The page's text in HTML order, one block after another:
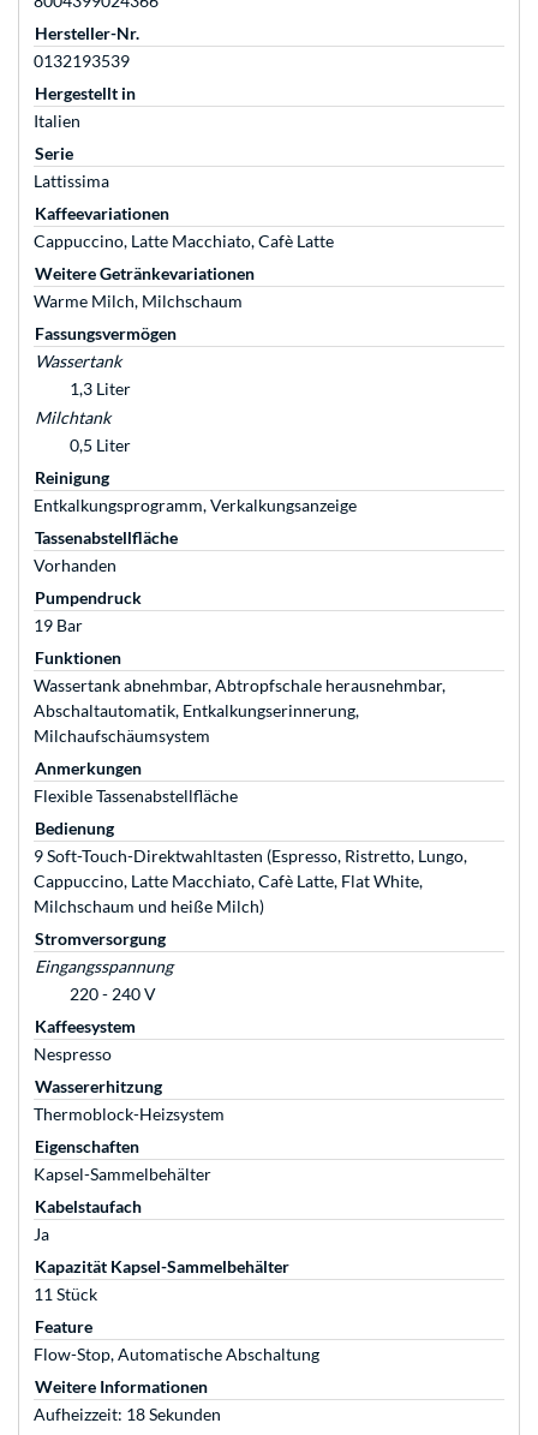
Hersteller-Nr.
0132193539
Hergestellt in
Italien
Serie
Lattissima
Kaffeevariationen
Cappuccino, Latte Macchiato, Cafè Latte
Weitere Getränkevariationen
Warme Milch, Milchschaum
Fassungsvermögen
Wassertank
1,3 Liter
Milchtank
0,5 Liter
Reinigung
Entkalkungsprogramm, Verkalkungsanzeige
Tassenabstellfläche
Vorhanden
Pumpendruck
19 Bar
Funktionen
Wassertank abnehmbar, Abtropfschale herausnehmbar,
Abschaltautomatik, Entkalkungserinnerung,
Milchaufschäumsystem
Anmerkungen
Flexible Tassenabstellfläche
Bedienung
9 Soft-Touch-Direktwahltasten (Espresso, Ristretto, Lungo,
Cappuccino, Latte Macchiato, Cafè Latte, Flat White,
Milchschaum und heiße Milch)
Stromversorgung
Eingangsspannung
220 - 240 V
Kaffeesystem
Nespresso
Wassererhitzung
Thermoblock-Heizsystem
Eigenschaften
Kapsel-Sammelbehälter
Kabelstaufach
Ja
Kapazität Kapsel-Sammelbehälter
11 Stück
Feature
Flow-Stop, Automatische Abschaltung
Weitere Informationen
Aufheizzeit: 18 Sekunden